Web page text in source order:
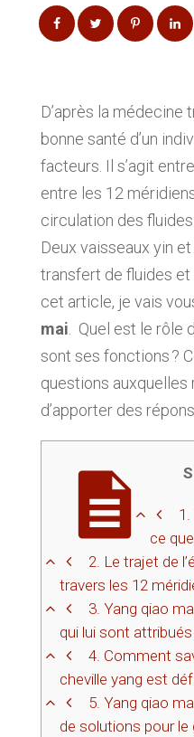
D’après la médecine
bonne santé d’un
facteurs. Il s’agit
entre les 12
circulation des
Deux vaisseaux yin
transfert de fluides et
cet article, je vais
mai. Quel est le rôle
sont ses fonctions ?
questions auxquelles
d’apporter des
1.
ce
2. Le trajet de
travers les 12
3. Yang qiao
qui lui sont attribués
4. Comment
cheville yang est
5. Yang qiao
de solutions pour